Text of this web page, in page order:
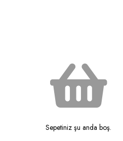
Sepetiniz şu anda boş.